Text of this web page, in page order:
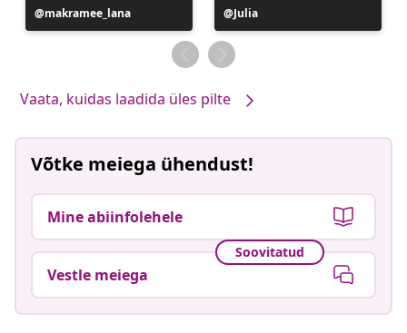
Postitus
avaldatud
makramee_lana
Postitus
avaldatud
Julia
Vaata, kuidas laadida üles pilte
Võtke meiega ühendust!
Mine abiinfolehele
Soovitatud
Vestle meiega